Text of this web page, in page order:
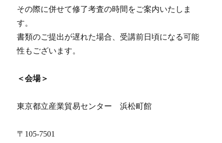
その際に併せて修了考査の時間をご案内いたしま
す。
書類のご提出が遅れた場合、受講前日頃になる可能
性もございます。
＜会場＞
東京都立産業貿易センター 浜松町館
〒105-7501